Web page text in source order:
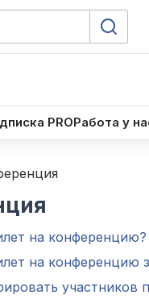
PROРабота у
на конференцию?
на конференцию
участников